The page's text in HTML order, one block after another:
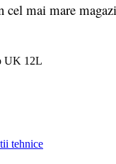
cel mai mare
tehnice